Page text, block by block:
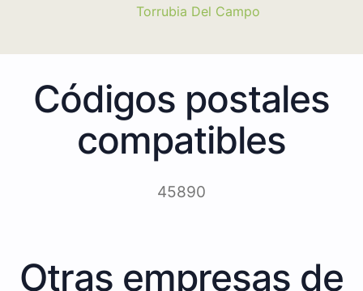
Torrubia Del Campo
Códigos postales
compatibles
45890
Otras empresas de